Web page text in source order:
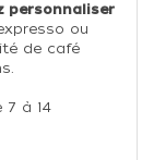
personnaliser
ou
de café
7 à 14